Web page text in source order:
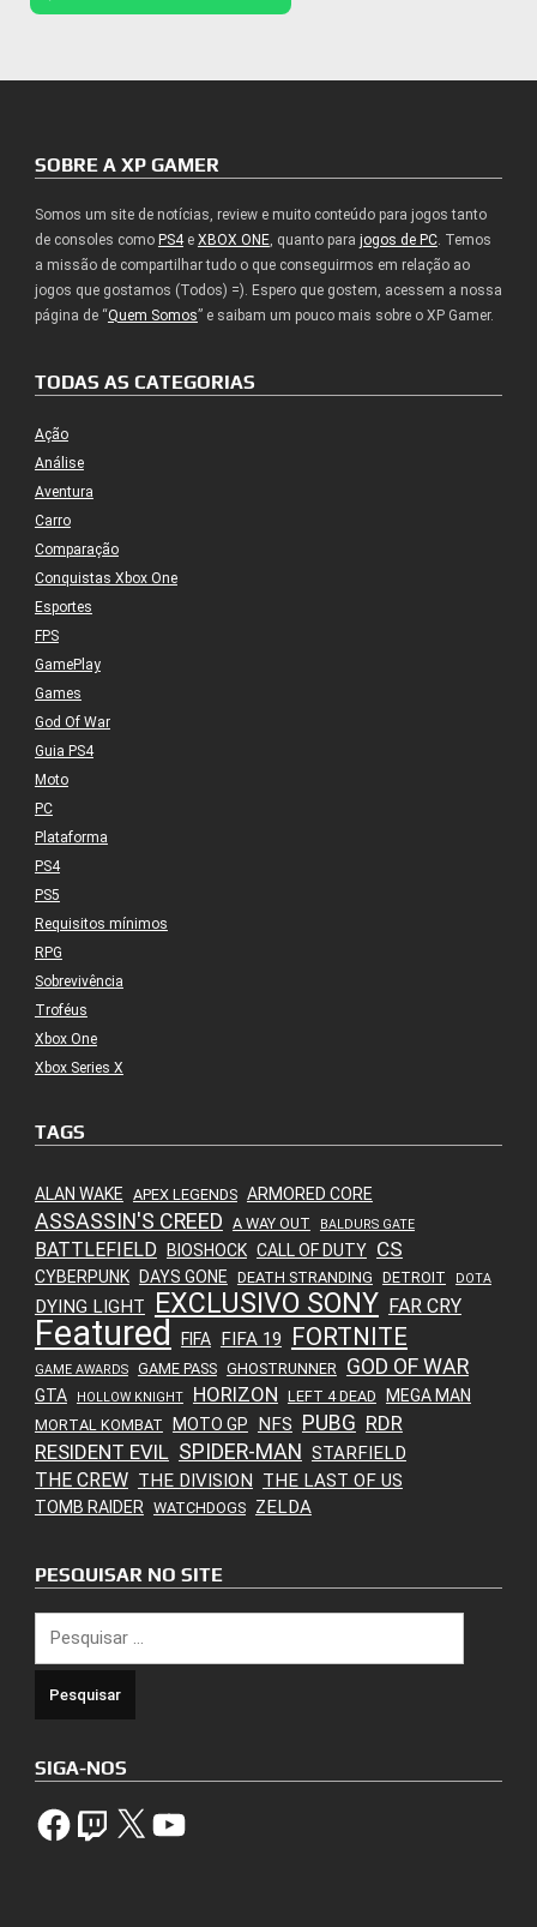
SOBRE A XP GAMER
Somos um site de notícias, review e muito conteúdo para jogos tanto
de consoles como PS4e XBOX ONE, quanto para jogos de PC. Temos
a missão de compartilhar tudo o que conseguirmos em relação ao
jogos que gostamos (Todos) =). Espero que gostem, acessem a nossa
página de “Quem Somos” e saibam um pouco mais sobre o XP Gamer.
TODAS AS CATEGORIAS
Ação
Análise
Aventura
Carro
Comparação
Conquistas Xbox One
Esportes
FPS
GamePlay
Games
God Of War
Guia PS4
Moto
PC
Plataforma
PS4
PS5
Requisitos mínimos
RPG
Sobrevivência
Troféus
Xbox One
Xbox Series X
TAGS
ALAN WAKE APEX LEGENDS ARMORED CORE
ASSASSIN'S CREED A WAY OUT BALDURS GATE
BATTLEFIELD BIOSHOCK CALL OF DUTY CS
CYBERPUNK DAYS GONE DEATH STRANDING DETROIT DOTA
DYING LIGHT EXCLUSIVO SONY FAR CRY
Featured FIFA FIFA 19 FORTNITE
GAME AWARDS GAME PASS GHOSTRUNNER GOD OF WAR
GTA HOLLOW KNIGHT HORIZON LEFT 4 DEAD MEGA MAN
MORTAL KOMBAT MOTO GP NFS PUBG RDR
RESIDENT EVIL SPIDER-MAN STARFIELD
THE CREW THE DIVISION THE LAST OF US
TOMB RAIDER WATCHDOGS ZELDA
PESQUISAR NO SITE
por:
SIGA-NOS
FacebookTwitch X YouTube